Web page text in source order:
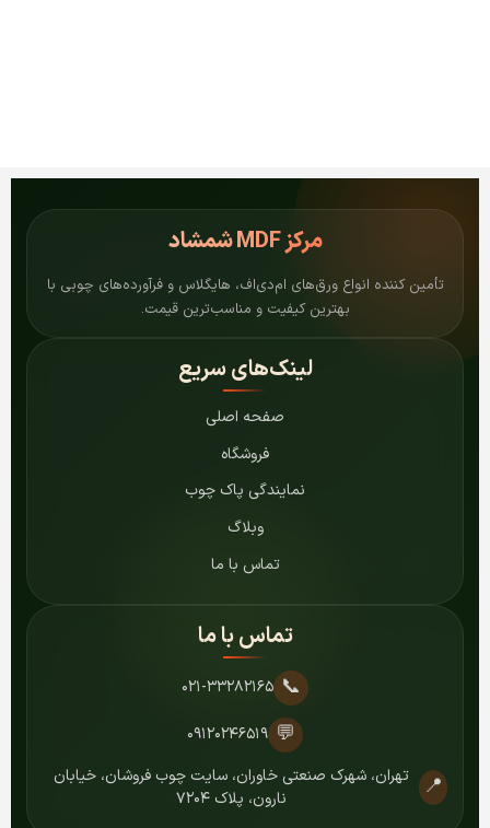
مرکزMDF شمشاد
تأمین کننده انواع ورق‌های ام‌دی‌اف، هایگلاس و فرآورده‌های چوبی با
بهترین کیفیت و مناسب‌ترین قیمت.
لینک‌های سریع
صفحه اصلی
فروشگاه
نمایندگی پاک چوب
وبلاگ
تماس با ما
تماس با ما
📞 ۰۲۱-۳۳۲۸۲۱۶۵
💬 ۰۹۱۲۰۲۴۶۵۱۹
📍
تهران، شهرک صنعتی خاوران، سایت چوب فروشان، خیابان
نارون، پلاک ۷۲۰۴